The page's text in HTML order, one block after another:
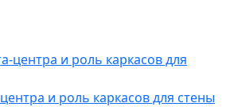
и роль каркасов для стены